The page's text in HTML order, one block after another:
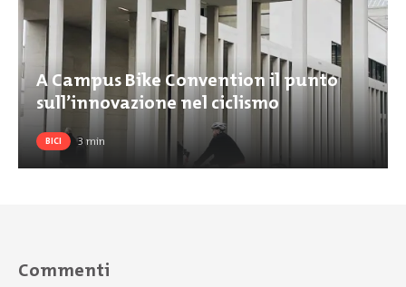
A Campus Bike Convention il punto
sull’innovazione nel ciclismo
BICI 3min
Commenti